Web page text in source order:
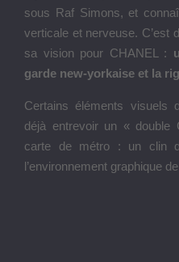
sous Raf Simons, et
verticale et nerveuse. C’est
sa vision pour CHANEL :
garde new-yorkaise et la
Certains éléments visuels
déjà entrevoir un «
carte de métro : un clin
l’environnement graphique